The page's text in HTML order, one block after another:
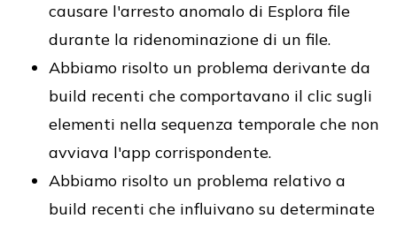
causare l'arresto anomalo di Esplora file
durante la ridenominazione di un file.
Abbiamo risolto un problema derivante da
build recenti che comportavano il clic sugli
elementi nella sequenza temporale che non
avviava l'app corrispondente.
Abbiamo risolto un problema relativo a
build recenti che influivano su determinate